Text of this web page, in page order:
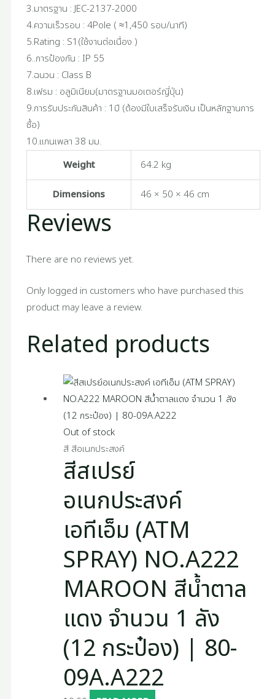
3.มาตรฐาน : JEC-2137-2000
4.ความเร็วรอบ : 4Pole ( ≈1,450 รอบ/นาที)
5.Rating : S1(ใช้งานต่อเนื่อง )
6..การป้องกัน : IP 55
7.ฉนวน : Class B
8.เฟรม : อลูมิเนียม(มาตรฐานมอเตอร์ญี่ปุ่น)
9.การรับประกันสินค้า : 1ปี (ต้องมีใบเสร็จรับเงิน เป็นหลักฐานการ
ซื้อ)
10.แกนเพลา 38 มม.
Weight
64.2 kg
Dimensions 46 × 50 × 46 cm
Reviews
There are no reviews yet.
Only logged in customers who have purchased this
product may leave a review.
Related products
Out of stock
สี สีอเนกประสงค์
สีสเปรย์
อเนกประสงค์
เอทีเอ็ม (ATM
SPRAY) NO.A222
MAROON สีน้ำตาล
แดง จำนวน 1 ลัง
(12 กระป๋อง) | 80-
09A.A222